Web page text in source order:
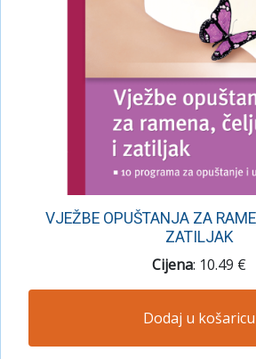
VJEŽBE OPUŠTANJA ZA
ZATILJAK
Cijena: 10.49 €
Dodaj u košaricu